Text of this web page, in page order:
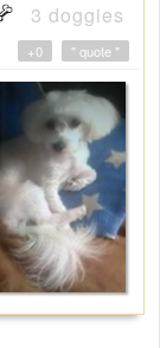
3 doggies
" quote "
+0